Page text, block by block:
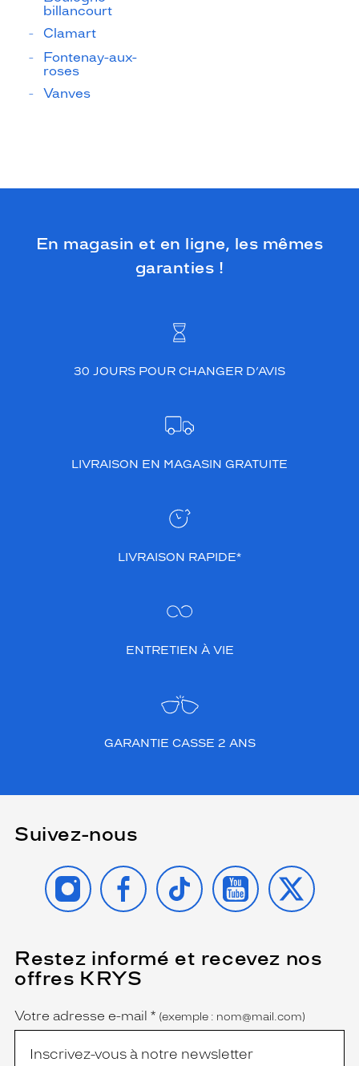
billancourt
Clamart
Fontenay-aux-
roses
Vanves
En magasin et en ligne, les mêmes
garanties !
30 JOURS POUR CHANGER D’AVIS
LIVRAISON EN MAGASIN GRATUITE
LIVRAISON RAPIDE*
ENTRETIEN À VIE
GARANTIE CASSE 2 ANS
Suivez-nous
INSTAGRAMFACEBOOK
TIKTOK YOUTUBE
X
Restez informé et recevez nos
offres KRYS
Name
Votre adresse e-mail *
(Ce
champ
est
obligatoire)
(exemple : nom@mail.com)